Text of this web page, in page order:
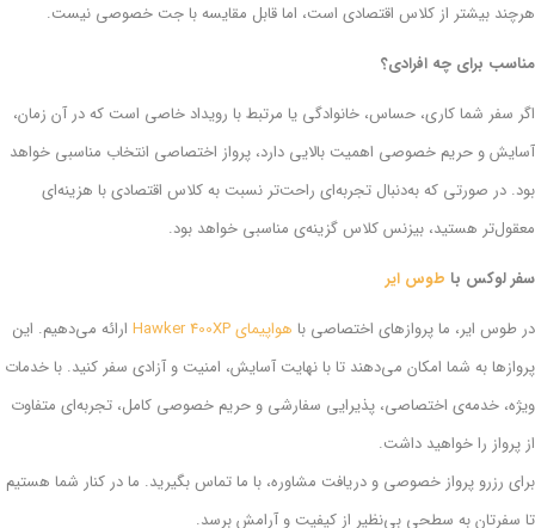
هرچند بیشتر از کلاس اقتصادی است، اما قابل مقایسه با جت خصوصی نیست.
مناسب برای چه افرادی؟
اگر سفر شما کاری، حساس، خانوادگی یا مرتبط با رویداد خاصی است که در آن زمان،
آسایش و حریم خصوصی اهمیت بالایی دارد، پرواز اختصاصی انتخاب مناسبی خواهد
بود. در صورتی که به‌دنبال تجربه‌ای راحت‌تر نسبت به کلاس اقتصادی با هزینه‌ای
معقول‌تر هستید، بیزنس کلاس گزینه‌ی مناسبی خواهد بود.
سفر لوکس با طوس ایر
در طوس ایر، ما پروازهای اختصاصی با هواپیمای Hawker 400XP
ارائه می‌دهیم. این
پروازها به شما امکان می‌دهند تا با نهایت آسایش، امنیت و آزادی سفر کنید. با خدمات
ویژه، خدمه‌ی اختصاصی، پذیرایی سفارشی و حریم خصوصی کامل، تجربه‌ای متفاوت
از پرواز را خواهید داشت.
برای رزرو پرواز خصوصی و دریافت مشاوره، با ما تماس بگیرید. ما در کنار شما هستیم
تا سفرتان به سطحی بی‌نظیر از کیفیت و آرامش برسد.